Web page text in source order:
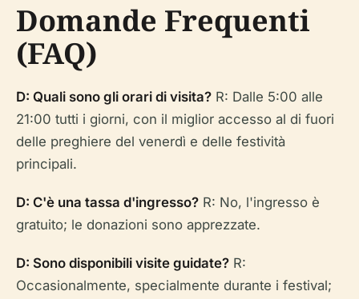
Domande Frequenti
(FAQ)
D: Quali sono gli orari di visita? R: Dalle 5:00 alle
21:00 tutti i giorni, con il miglior accesso al di fuori
delle preghiere del venerdì e delle festività
principali.
D: C'è una tassa d'ingresso? R: No, l'ingresso è
gratuito; le donazioni sono apprezzate.
D: Sono disponibili visite guidate? R:
Occasionalmente, specialmente durante i festival;